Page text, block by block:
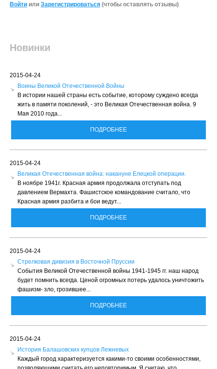
Войти или Зарегистрироваться (чтобы оставлять отзывы)
Новинки
2015-04-24
Воины Великой Отечественной Войны
В истории нашей страны есть событие, которому суждено всегда
жить в памяти поколений, - это Великая Отечественная война. 9
Мая 2010 года...
ПОДРОБНЕЕ
2015-04-24
Великая Отечественная война: накануне Елецкой операции.
В ноябре 1941г. Красная армия продолжала отступать под
давлением Вермахта. Фашистское командование считало, что
Красная армия разбита и бои ведут...
ПОДРОБНЕЕ
2015-04-24
Стрелковая дивизия в Восточной Пруссии
События Великой Отечественной войны 1941-1945 гг. наш народ
будет помнить всегда. Ценой огромных потерь удалось уничтожить
фашизм- зло, грозившее...
ПОДРОБНЕЕ
2015-04-24
История Балашовских купцов Лежневых
Каждый город характеризуется какими-то своими особенностями,